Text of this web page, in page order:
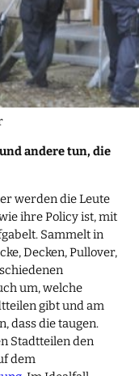
andere tun, die
werden die Leute
ihre Policy ist, mit
Sammelt in
Decken, Pullover,
um, welche
gibt und am
dass die taugen.
Stadtteilen den
dem